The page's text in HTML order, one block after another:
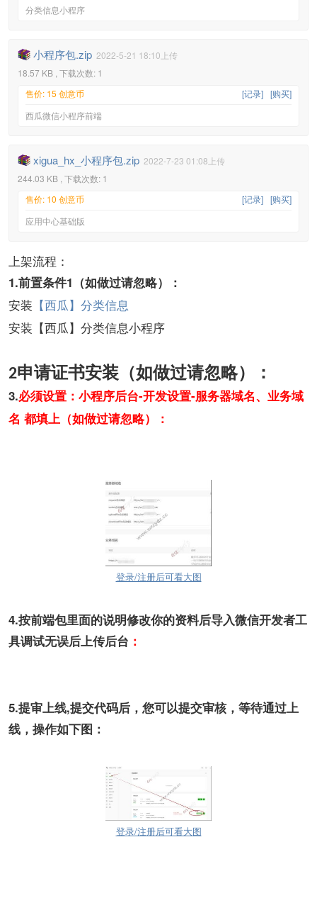
分类信息小程序
小程序包.zip 2022-5-21 18:10上传
18.57 KB , 下载次数: 1
[购买]
[记录]
售价: 15 创意币
西瓜微信小程序前端
xigua_hx_小程序包.zip 2022-7-23 01:08上传
244.03 KB , 下载次数: 1
[购买]
[记录]
售价: 10 创意币
应用中心基础版
上架流程：
1.前置条件1
（如做过请忽略）：
安装 【西瓜】分类信息
安装【西瓜】分类信息小程序
2申请证书安装（如做过请忽略）：
3.必须设置：小程序后台-开发设置-服务器域名、业务域
名 都填上（如做过请忽略）：
登录/注册后可看大图
4.按前端包里面的说明修改你的资料后导入微信开发者工
具调试无误后上传后台 ：
5.提审上线,提交代码后，您可以提交审核，等待通过上
线，操作如下图：
登录/注册后可看大图